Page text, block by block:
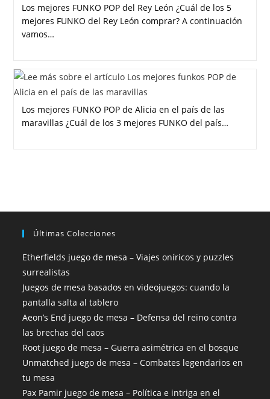
Los mejores FUNKO POP del Rey León ¿Cuál de los 5
mejores FUNKO del Rey León comprar? A continuación
vamos…
Los mejores FUNKO POP de Alicia en el país de las
maravillas ¿Cuál de los 3 mejores FUNKO del país…
Últimas Colecciones
Etherfields juego de mesa – Viajes oníricos y puzzles
surrealistas
Juegos de mesa basados en videojuegos: cuando la
pantalla salta al tablero
Aeon’s End juego de mesa – Defensa del reino contra
las brechas del caos
Root juego de mesa – Guerra asimétrica en el bosque
Unmatched juego de mesa – Combates legendarios en
tu mesa
Pax Pamir juego de mesa – Política e intriga en el